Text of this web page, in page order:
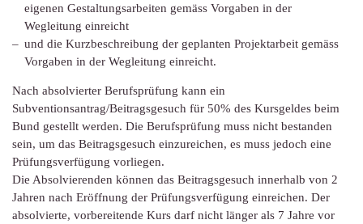
eigenen Gestaltungsarbeiten gemäss Vorgaben in der
Wegleitung einreicht
und die Kurzbeschreibung der geplanten Projektarbeit gemäss
Vorgaben in der Wegleitung einreicht.
Nach absolvierter Berufsprüfung kann ein
Subventionsantrag/Beitragsgesuch für 50% des Kursgeldes beim
Bund gestellt werden. Die Berufsprüfung muss nicht bestanden
sein, um das Beitragsgesuch einzureichen, es muss jedoch eine
Prüfungsverfügung vorliegen.
Die Absolvierenden können das Beitragsgesuch innerhalb von 2
Jahren nach Eröffnung der Prüfungsverfügung einreichen. Der
absolvierte, vorbereitende Kurs darf nicht länger als 7 Jahre vor